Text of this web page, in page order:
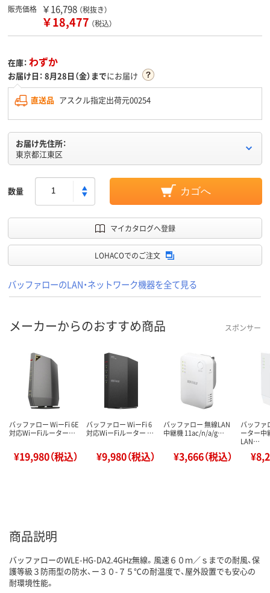
販売価格 ￥16,798 （税抜き）
￥18,477 （税込）
在庫： わずか
お届け日： 8月28日（金）までにお届け
直送品 アスクル指定出荷元00254
お届け先住所：
東京都江東区
数量 カゴへ
マイカタログへ登録
LOHACOでのご注文
バッファローのLAN・ネットワーク機器を全て見る
メーカーからのおすすめ商品 スポンサー
バッファロー WiーFi 6E
対応WiーFiルーター…
¥19,980（税込）
バッファロー WiーFi 6
対応WiーFiルーター …
¥9,980（税込）
バッファロー 無線LAN
中継機 11ac/n/a/g…
¥3,666（税込）
バッファ
ーター中
LAN…
商品説明
バッファローのWLE-HG-DA2.4GHz無線。風速６０ｍ／ｓまでの耐風、保
護等級３防雨型の防水、ー３０-７５℃の耐温度で、屋外設置でも安心の
耐環境性能。